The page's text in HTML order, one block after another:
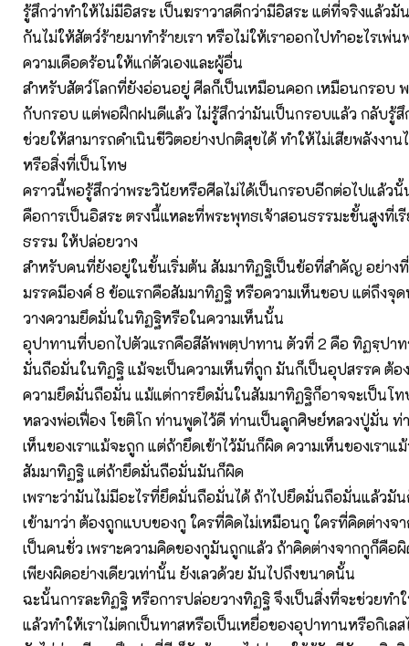
รู้สึกว่าทำให้ไม่มีอิสระ เป็นฆราวาสดีกว่ามีอิสระ แต่ที่จริงแล้ว
กันไม่ให้สัตว์ร้ายมาทำร้ายเรา หรือไม่ให้เราออกไปทำอะไรเพ่
ความเดือดร้อนให้แก่ตัวเองและผู้อื่น
สำหรับสัตว์โลกที่ยังอ่อนอยู่ ศีลก็เป็นเหมือนคอก เหมือนกรอบ
กับกรอบ แต่พอฝึกฝนดีแล้ว ไม่รู้สึกว่ามันเป็นกรอบแล้ว กลับรู้สึ
ช่วยให้สามารถดำเนินชีวิตอย่างปกติสุขได้ ทำให้ไม่เสียพลังงาน
หรือสิ่งที่เป็นโทษ
คราวนี้พอรู้สึกว่าพระวินัยหรือศีลไม่ได้เป็นกรอบอีกต่อไปแล้ว
คือการเป็นอิสระ ตรงนี้แหละที่พระพุทธเจ้าสอนธรรมะขั้นสูงที่เ
ธรรม ให้ปล่อยวาง
สำหรับคนที่ยังอยู่ในขั้นเริ่มต้น สัมมาทิฏฐิเป็นข้อที่สำคัญ อย่างที่
มรรคมีองค์ 8 ข้อแรกคือสัมมาทิฏฐิ หรือความเห็นชอบ แต่ถึงจุ
วางความยึดมั่นในทิฏฐิหรือในความเห็นนั้น
อุปาทานที่บอกไปตัวแรกคือสีลัพพตฺปาทาน ตัวที่ 2 คือ ทิฏฐฺปา
มั่นถือมั่นในทิฏฐิ แม้จะเป็นความเห็นที่ถูก มันก็เป็นอุปสรรค ต้อ
ความยึดมั่นถือมั่น แม้แต่การยึดมั่นในสัมมาทิฏฐิก็อาจจะเป็นโท
หลวงพ่อเฟื่อง โชติโก ท่านพูดไว้ดี ท่านเป็นลูกศิษย์หลวงปู่มั่น ท่
เห็นของเราแม้จะถูก แต่ถ้ายึดเข้าไว้มันก็ผิด ความเห็นของเราแ
สัมมาทิฏฐิ แต่ถ้ายึดมั่นถือมั่นมันก็ผิด
เพราะว่ามันไม่มีอะไรที่ยึดมั่นถือมั่นได้ ถ้าไปยึดมั่นถือมั่นแล้วมัน
เข้ามาว่า ต้องถูกแบบของกู ใครที่คิดไม่เหมือนกู ใครที่คิดต่างจ
เป็นคนชั่ว เพราะความคิดของกูมันถูกแล้ว ถ้าคิดต่างจากกูก็คือ
เพียงผิดอย่างเดียวเท่านั้น ยังเลวด้วย มันไปถึงขนาดนั้น
ฉะนั้นการละทิฏฐิ หรือการปล่อยวางทิฏฐิ จึงเป็นสิ่งที่จะช่วยทำใ
แล้วทำให้เราไม่ตกเป็นทาสหรือเป็นเหยื่อของอุปาทานหรือกิเล